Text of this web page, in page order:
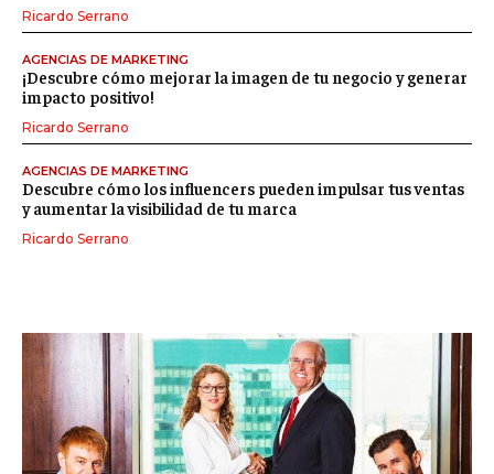
Ricardo Serrano
AGENCIAS DE MARKETING
¡Descubre cómo mejorar la imagen de tu negocio y generar
impacto positivo!
Ricardo Serrano
AGENCIAS DE MARKETING
Descubre cómo los influencers pueden impulsar tus ventas
y aumentar la visibilidad de tu marca
Ricardo Serrano